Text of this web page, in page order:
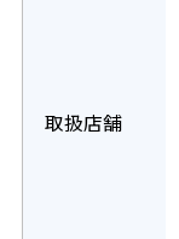
取扱店舗